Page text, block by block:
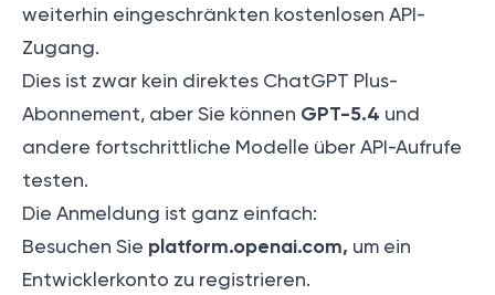
weiterhin eingeschränkten kostenlosen API-
Zugang.
Dies ist zwar kein direktes ChatGPT Plus-
Abonnement, aber Sie können GPT-5.4 und
andere fortschrittliche Modelle über API-Aufrufe
testen.
Die Anmeldung ist ganz einfach:
Besuchen Sie platform.openai.com, um ein
Entwicklerkonto zu registrieren.